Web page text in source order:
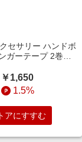
セサリー ハンドボ
ガーテープ 2巻入
￥1,650
1.5%
アにすすむ